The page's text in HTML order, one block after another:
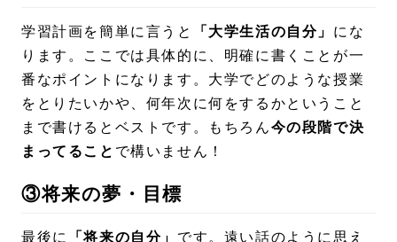
学習計画を簡単に言うと 「大学生活の自分」 にな
ります。ここでは具体的に、明確に書くことが一
番なポイントになります。大学でどのような授業
をとりたいかや、何年次に何をするかということ
まで書けるとベストです。もちろん今の段階で決
まってること で構いません！
③将来の夢・目標
最後に 「将来の自分」 です。遠い話のように思え